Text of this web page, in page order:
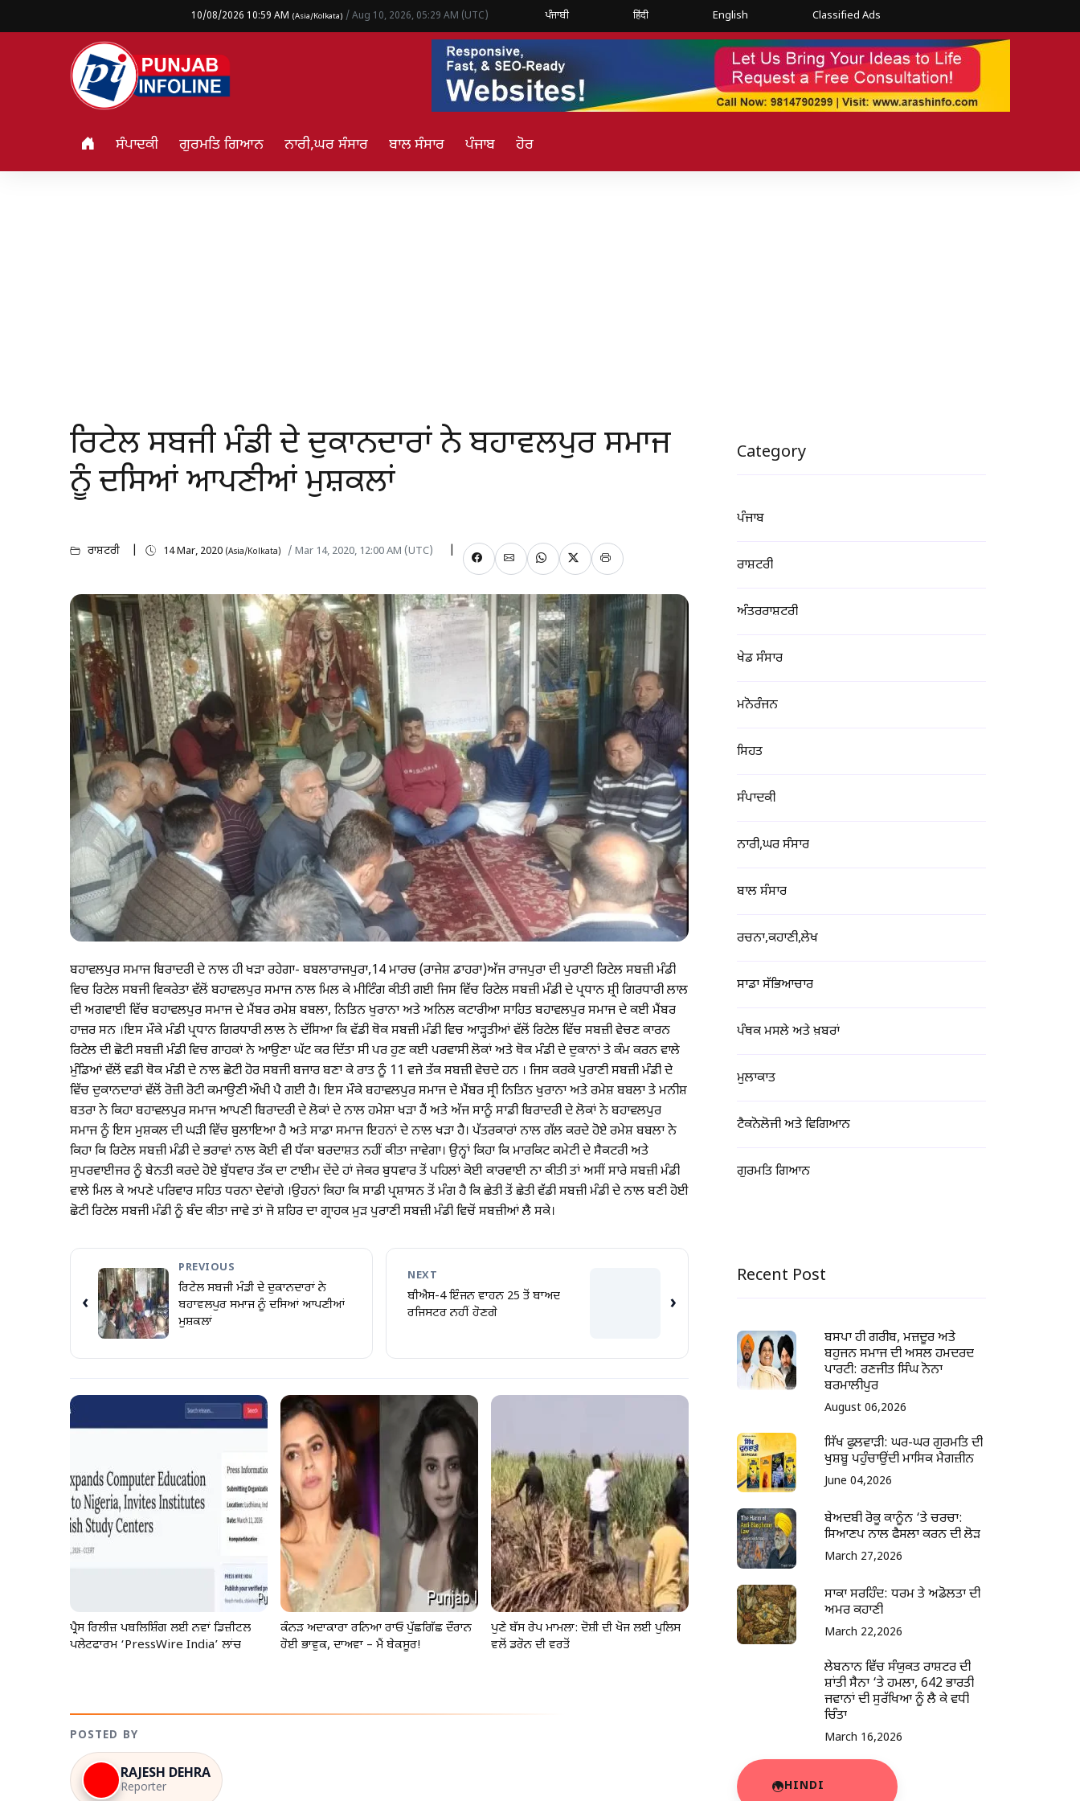
10/08/2026 10:59 AM (Asia/Kolkata) / Aug 10, 2026, 05:29 AM (UTC) ਪੰਜਾਬੀ हिंदी English Classified Ads
ਸੰਪਾਦਕੀ ਗੁਰਮਤਿ ਗਿਆਨ ਨਾਰੀ,ਘਰ ਸੰਸਾਰ ਬਾਲ ਸੰਸਾਰ ਪੰਜਾਬ ਹੋਰ
ਰਿਟੇਲ ਸਬਜੀ ਮੰਡੀ ਦੇ ਦੁਕਾਨਦਾਰਾਂ ਨੇ ਬਹਾਵਲਪੁਰ ਸਮਾਜ
ਨੂੰ ਦਸਿਆਂ ਆਪਣੀਆਂ ਮੁਸ਼ਕਲਾਂ
ਰਾਸ਼ਟਰੀ 14 Mar, 2020 (Asia/Kolkata) / Mar 14, 2020, 12:00 AM (UTC)
ਬਹਾਵਲਪੁਰ ਸਮਾਜ ਬਿਰਾਦਰੀ ਦੇ ਨਾਲ ਹੀ ਖੜਾ ਰਹੇਗਾ- ਬਬਲਾਰਾਜਪੁਰਾ,14 ਮਾਰਚ (ਰਾਜੇਸ਼ ਡਾਹਰਾ)ਅੱਜ ਰਾਜਪੁਰਾ ਦੀ ਪੁਰਾਣੀ ਰਿਟੇਲ ਸਬਜ਼ੀ ਮੰਡੀ
ਵਿਚ ਰਿਟੇਲ ਸਬਜੀ ਵਿਕਰੇਤਾ ਵੱਲੋਂ ਬਹਾਵਲਪੁਰ ਸਮਾਜ ਨਾਲ ਮਿਲ ਕੇ ਮੀਟਿੰਗ ਕੀਤੀ ਗਈ ਜਿਸ ਵਿੱਚ ਰਿਟੇਲ ਸਬਜ਼ੀ ਮੰਡੀ ਦੇ ਪ੍ਰਧਾਨ ਸ਼੍ਰੀ ਗਿਰਧਾਰੀ ਲਾਲ
ਦੀ ਅਗਵਾਈ ਵਿੱਚ ਬਹਾਵਲਪੁਰ ਸਮਾਜ ਦੇ ਮੈਂਬਰ ਰਮੇਸ਼ ਬਬਲਾ, ਨਿਤਿਨ ਖੁਰਾਨਾ ਅਤੇ ਅਨਿਲ ਕਟਾਰੀਆ ਸਾਹਿਤ ਬਹਾਵਲਪੁਰ ਸਮਾਜ ਦੇ ਕਈ ਮੈਂਬਰ
ਹਾਜ਼ਰ ਸਨ ।ਇਸ ਮੌਕੇ ਮੰਡੀ ਪ੍ਰਧਾਨ ਗਿਰਧਾਰੀ ਲਾਲ ਨੇ ਦੱਸਿਆ ਕਿ ਵੱਡੀ ਥੋਕ ਸਬਜ਼ੀ ਮੰਡੀ ਵਿਚ ਆੜ੍ਹਤੀਆਂ ਵੱਲੋਂ ਰਿਟੇਲ ਵਿੱਚ ਸਬਜ਼ੀ ਵੇਚਣ ਕਾਰਨ
ਰਿਟੇਲ ਦੀ ਛੋਟੀ ਸਬਜ਼ੀ ਮੰਡੀ ਵਿਚ ਗਾਹਕਾਂ ਨੇ ਆਉਣਾ ਘੱਟ ਕਰ ਦਿੱਤਾ ਸੀ ਪਰ ਹੁਣ ਕਈ ਪਰਵਾਸੀ ਲੋਕਾਂ ਅਤੇ ਥੋਕ ਮੰਡੀ ਦੇ ਦੁਕਾਨਾਂ ਤੇ ਕੰਮ ਕਰਨ ਵਾਲੇ
ਮੁੰਡਿਆਂ ਵੱਲੋਂ ਵਡੀ ਥੋਕ ਮੰਡੀ ਦੇ ਨਾਲ ਛੋਟੀ ਹੋਰ ਸਬਜੀ ਬਜਾਰ ਬਣਾ ਕੇ ਰਾਤ ਨੂੰ 11 ਵਜੇ ਤੱਕ ਸਬਜ਼ੀ ਵੇਚਦੇ ਹਨ । ਜਿਸ ਕਰਕੇ ਪੁਰਾਣੀ ਸਬਜ਼ੀ ਮੰਡੀ ਦੇ
ਵਿੱਚ ਦੁਕਾਨਦਾਰਾਂ ਵੱਲੋਂ ਰੋਜ਼ੀ ਰੋਟੀ ਕਮਾਉਣੀ ਔਖੀ ਪੈ ਗਈ ਹੈ। ਇਸ ਮੌਕੇ ਬਹਾਵਲਪੁਰ ਸਮਾਜ ਦੇ ਮੈਂਬਰ ਸ੍ਰੀ ਨਿਤਿਨ ਖੁਰਾਨਾ ਅਤੇ ਰਮੇਸ਼ ਬਬਲਾ ਤੇ ਮਨੀਸ਼
ਬਤਰਾ ਨੇ ਕਿਹਾ ਬਹਾਵਲਪੁਰ ਸਮਾਜ ਆਪਣੀ ਬਿਰਾਦਰੀ ਦੇ ਲੋਕਾਂ ਦੇ ਨਾਲ ਹਮੇਸ਼ਾ ਖੜਾ ਹੈਂ ਅਤੇ ਅੱਜ ਸਾਨੂੰ ਸਾਡੀ ਬਿਰਾਦਰੀ ਦੇ ਲੋਕਾਂ ਨੇ ਬਹਾਵਲਪੁਰ
ਸਮਾਜ ਨੂੰ ਇਸ ਮੁਸ਼ਕਲ ਦੀ ਘੜੀ ਵਿੱਚ ਬੁਲਾਇਆ ਹੈ ਅਤੇ ਸਾਡਾ ਸਮਾਜ ਇਹਨਾਂ ਦੇ ਨਾਲ ਖੜਾ ਹੈ। ਪੱਤਰਕਾਰਾਂ ਨਾਲ ਗੱਲ ਕਰਦੇ ਹੋਏ ਰਮੇਸ਼ ਬਬਲਾ ਨੇ
ਕਿਹਾ ਕਿ ਰਿਟੇਲ ਸਬਜ਼ੀ ਮੰਡੀ ਦੇ ਭਰਾਵਾਂ ਨਾਲ ਕੋਈ ਵੀ ਧੱਕਾ ਬਰਦਾਸ਼ਤ ਨਹੀਂ ਕੀਤਾ ਜਾਵੇਗਾ। ਉਨ੍ਹਾਂ ਕਿਹਾ ਕਿ ਮਾਰਕਿਟ ਕਮੇਟੀ ਦੇ ਸੈਕਟਰੀ ਅਤੇ
ਸੁਪਰਵਾਈਜਰ ਨੂੰ ਬੇਨਤੀ ਕਰਦੇ ਹੋਏ ਬੁੱਧਵਾਰ ਤੱਕ ਦਾ ਟਾਈਮ ਦੇਂਦੇ ਹਾਂ ਜੇਕਰ ਬੁਧਵਾਰ ਤੋਂ ਪਹਿਲਾਂ ਕੋਈ ਕਾਰਵਾਈ ਨਾ ਕੀਤੀ ਤਾਂ ਅਸੀਂ ਸਾਰੇ ਸਬਜ਼ੀ ਮੰਡੀ
ਵਾਲੇ ਮਿਲ ਕੇ ਅਪਣੇ ਪਰਿਵਾਰ ਸਹਿਤ ਧਰਨਾ ਦੇਵਾਂਗੇ ।ਉਹਨਾਂ ਕਿਹਾ ਕਿ ਸਾਡੀ ਪ੍ਰਸ਼ਾਸਨ ਤੋਂ ਮੰਗ ਹੈ ਕਿ ਛੇਤੀ ਤੋਂ ਛੇਤੀ ਵੱਡੀ ਸਬਜ਼ੀ ਮੰਡੀ ਦੇ ਨਾਲ ਬਣੀ ਹੋਈ
ਛੋਟੀ ਰਿਟੇਲ ਸਬਜੀ ਮੰਡੀ ਨੂੰ ਬੰਦ ਕੀਤਾ ਜਾਵੇ ਤਾਂ ਜੋ ਸ਼ਹਿਰ ਦਾ ਗ੍ਰਾਹਕ ਮੁੜ ਪੁਰਾਣੀ ਸਬਜ਼ੀ ਮੰਡੀ ਵਿਚੋਂ ਸਬਜ਼ੀਆਂ ਲੈ ਸਕੇ।
‹
PREVIOUS
ਰਿਟੇਲ ਸਬਜੀ ਮੰਡੀ ਦੇ ਦੁਕਾਨਦਾਰਾਂ ਨੇ
ਬਹਾਵਲਪੁਰ ਸਮਾਜ ਨੂੰ ਦਸਿਆਂ ਆਪਣੀਆਂ
ਮੁਸ਼ਕਲਾਂ
NEXT
ਬੀਐਸ-4 ਇੰਜਨ ਵਾਹਨ 25 ਤੋਂ ਬਾਅਦ
ਰਜਿਸਟਰ ਨਹੀਂ ਹੋਣਗੇ
›
ਪ੍ਰੈਸ ਰਿਲੀਜ਼ ਪਬਲਿਸ਼ਿੰਗ ਲਈ ਨਵਾਂ ਡਿਜ਼ੀਟਲ
ਪਲੇਟਫਾਰਮ ‘PressWire India’ ਲਾਂਚ
ਕੰਨੜ ਅਦਾਕਾਰਾ ਰਨਿਆ ਰਾਓ ਪੁੱਛਗਿੱਛ ਦੌਰਾਨ
ਹੋਈ ਭਾਵੁਕ, ਦਾਅਵਾ – ਮੈਂ ਬੇਕਸੂਰ!
ਪੁਣੇ ਬੱਸ ਰੇਪ ਮਾਮਲਾ: ਦੋਸ਼ੀ ਦੀ ਖੋਜ ਲਈ ਪੁਲਿਸ
ਵਲੋਂ ਡਰੋਨ ਦੀ ਵਰਤੋਂ
POSTED BY
RAJESH DEHRA
Reporter
Category
ਪੰਜਾਬ
ਰਾਸ਼ਟਰੀ
ਅੰਤਰਰਾਸ਼ਟਰੀ
ਖੇਡ ਸੰਸਾਰ
ਮਨੋਰੰਜਨ
ਸਿਹਤ
ਸੰਪਾਦਕੀ
ਨਾਰੀ,ਘਰ ਸੰਸਾਰ
ਬਾਲ ਸੰਸਾਰ
ਰਚਨਾ,ਕਹਾਣੀ,ਲੇਖ
ਸਾਡਾ ਸੱਭਿਆਚਾਰ
ਪੰਥਕ ਮਸਲੇ ਅਤੇ ਖ਼ਬਰਾਂ
ਮੁਲਾਕਾਤ
ਟੈਕਨੋਲੋਜੀ ਅਤੇ ਵਿਗਿਆਨ
ਗੁਰਮਤਿ ਗਿਆਨ
Recent Post
ਬਸਪਾ ਹੀ ਗਰੀਬ, ਮਜ਼ਦੂਰ ਅਤੇ
ਬਹੁਜਨ ਸਮਾਜ ਦੀ ਅਸਲ ਹਮਦਰਦ
ਪਾਰਟੀ: ਰਣਜੀਤ ਸਿੰਘ ਨੋਨਾ
ਬਰਮਾਲੀਪੁਰ
August 06,2026
ਸਿੱਖ ਫੁਲਵਾੜੀ: ਘਰ-ਘਰ ਗੁਰਮਤਿ ਦੀ
ਖੁਸ਼ਬੂ ਪਹੁੰਚਾਉਂਦੀ ਮਾਸਿਕ ਮੈਗਜ਼ੀਨ
June 04,2026
ਬੇਅਦਬੀ ਰੋਕੂ ਕਾਨੂੰਨ ‘ਤੇ ਚਰਚਾ:
ਸਿਆਣਪ ਨਾਲ ਫੈਸਲਾ ਕਰਨ ਦੀ ਲੋੜ
March 27,2026
ਸਾਕਾ ਸਰਹਿੰਦ: ਧਰਮ ਤੇ ਅਡੋਲਤਾ ਦੀ
ਅਮਰ ਕਹਾਣੀ
March 22,2026
ਲੇਬਨਾਨ ਵਿੱਚ ਸੰਯੁਕਤ ਰਾਸ਼ਟਰ ਦੀ
ਸ਼ਾਂਤੀ ਸੈਨਾ ‘ਤੇ ਹਮਲਾ, 642 ਭਾਰਤੀ
ਜਵਾਨਾਂ ਦੀ ਸੁਰੱਖਿਆ ਨੂੰ ਲੈ ਕੇ ਵਧੀ
ਚਿੰਤਾ
March 16,2026
HINDI